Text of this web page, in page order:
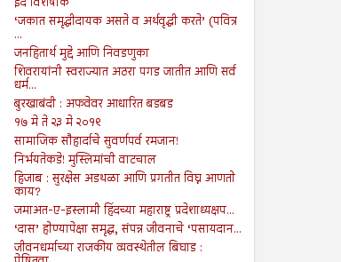
‘जकात समृद्धीदायक असते व अर्थवृद्धी करते’ (पवित्र
...
जनहितार्थ मुद्दे आणि निवडणुका
शिवरायांनी स्वराज्यात अठरा पगड जातीत आणि सर्व
धर्म...
बुरखाबंदी : अफवेवर आधारित बडबड
१७ मे ते २३ मे २०१९
सामाजिक सौहार्दाचे सुवर्णपर्व रमजान!
निर्भयतेकडे! मुस्लिमांची वाटचाल
हिजाब : सुरक्षेस अडथळा आणि प्रगतीत विघ्न आणतो
काय?
जमाअत-ए-इस्लामी हिंदच्या महाराष्ट्र प्रदेशाध्यक्षप...
‘दास’ होण्यापेक्षा समृद्ध, संपन्न जीवनाचे ‘पसायदान...
जीवनधर्माच्या राजकीय व्यवस्थेतील बिघाड :